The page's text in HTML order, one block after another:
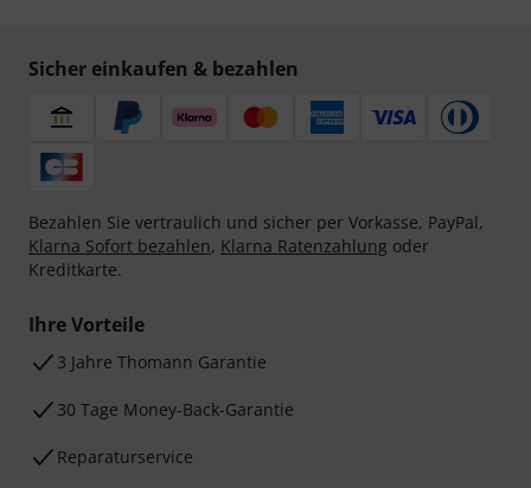
Sicher einkaufen & bezahlen
Bezahlen Sie vertraulich und sicher per Vorkasse, PayPal,
Klarna Sofort bezahlen, Klarna Ratenzahlung oder
Kreditkarte.
Ihre Vorteile
3 Jahre Thomann Garantie
30 Tage Money-Back-Garantie
Reparaturservice